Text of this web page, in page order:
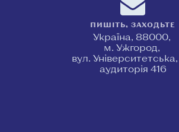
ПИШІТЬ, ЗАХОДЬТЕ
Україна, 88000,
м. Ужгород,
вул. Університетська,
аудиторія 416